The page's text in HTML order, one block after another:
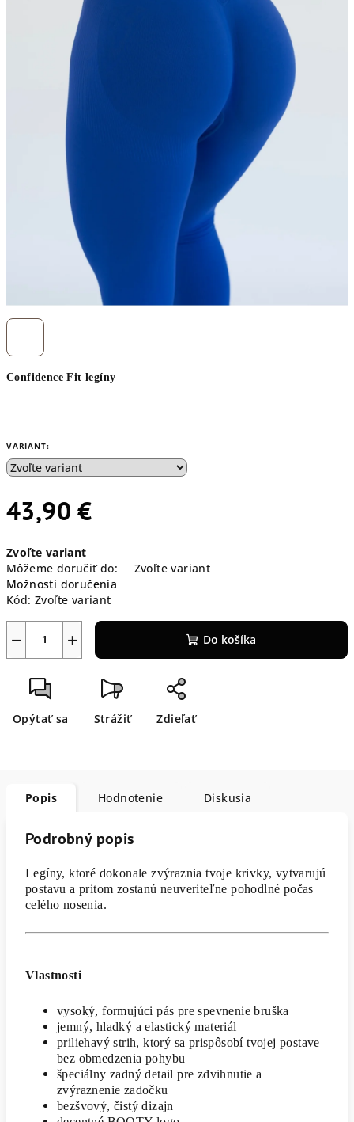
Confidence Fit legíny
VARIANT:
43,90 €
cena:
Zvoľte variant
Môžeme doručiť do:
Zvoľte variant
Možnosti doručenia
Kód: Zvoľte variant
+
− Do košíka
Opýtať sa Strážiť Zdieľať
Popis Hodnotenie Diskusia
Podrobný popis
Legíny, ktoré dokonale zvýraznia tvoje krivky, vytvarujú
postavu a pritom zostanú neuveriteľne pohodlné počas
celého nosenia.
Vlastnosti
vysoký, formujúci pás pre spevnenie bruška
jemný, hladký a elastický materiál
priliehavý strih, ktorý sa prispôsobí tvojej postave
bez obmedzenia pohybu
špeciálny zadný detail pre zdvihnutie a
zvýraznenie zadočku
bezšvový, čistý dizajn